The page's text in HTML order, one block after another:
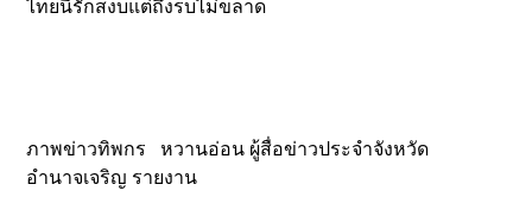
ไทยนี้รักสงบแต่ถึงรบไม่ขลาด
ภาพข่าวทิพกร หวานอ่อน ผู้สื่อข่าวประจำจังหวัด
อำนาจเจริญ รายงาน